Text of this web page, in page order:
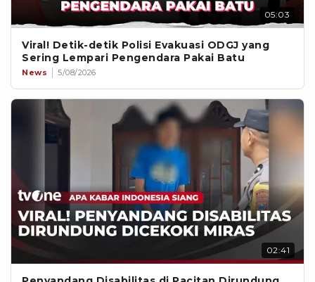
05:03
Viral! Detik-detik Polisi Evakuasi ODGJ yang
Sering Lempari Pengendara Pakai Batu
News 5/08/2026
02:41